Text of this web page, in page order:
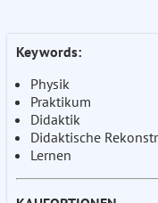
Keywords:
Physik
Praktikum
Didaktik
Didaktische
Lernen